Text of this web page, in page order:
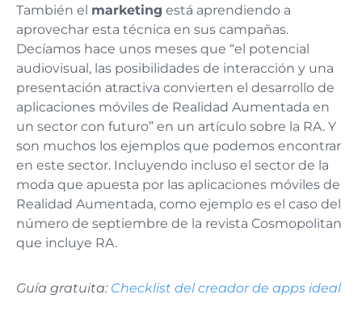
También el marketing está aprendiendo a
aprovechar esta técnica en sus campañas.
Decíamos hace unos meses que “el potencial
audiovisual, las posibilidades de interacción y una
presentación atractiva convierten el desarrollo de
aplicaciones móviles de Realidad Aumentada en
un sector con futuro” en un artículo sobre la RA. Y
son muchos los ejemplos que podemos encontrar
en este sector. Incluyendo incluso el sector de la
moda que apuesta por las aplicaciones móviles de
Realidad Aumentada, como ejemplo es el caso del
número de septiembre de la revista Cosmopolitan
que incluye RA.
Guía gratuita: Checklist del creador de apps ideal